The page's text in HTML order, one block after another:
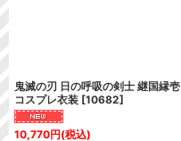
鬼滅の刃 日の呼吸の剣士 継国縁壱
コスプレ衣装 [10682]
10,770円(税込)